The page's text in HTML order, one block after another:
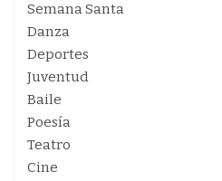
Semana Santa
Danza
Deportes
Juventud
Baile
Poesía
Teatro
Cine